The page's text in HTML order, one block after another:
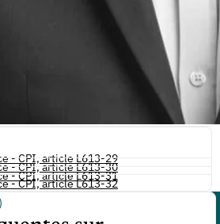
- CPI, article L613-29
- CPI, article L613-30
- CPI, article L613-31
- CPI, article L613-32